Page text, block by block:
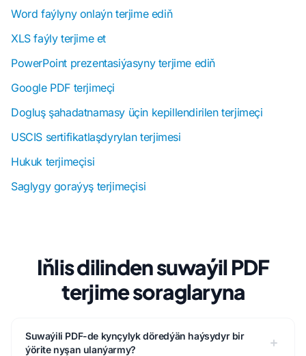
Word faýlyny onlaýn terjime ediň
XLS faýly terjime et
PowerPoint prezentasiýasyny terjime ediň
Google PDF terjimeçi
Dogluş şahadatnamasy üçin kepillendirilen terjimeçi
USCIS sertifikatlaşdyrylan terjimesi
Hukuk terjimeçisi
Saglygy goraýyş terjimeçisi
Iňlis dilinden suwaýil PDF
terjime soraglaryna
Suwaýili PDF-de kynçylyk döredýän haýsydyr bir
ýörite nyşan ulanýarmy?